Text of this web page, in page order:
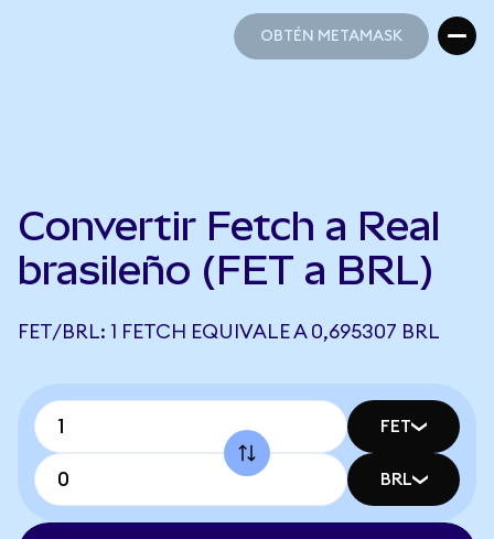
OBTÉN METAMASK
Convertir Fetch a Real
brasileño (FET a BRL)
FET/BRL: 1 FETCH EQUIVALE A 0,695307 BRL
FET
BRL